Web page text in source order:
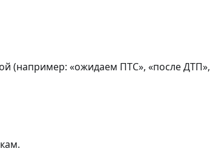
(например: «ожидаем ПТС», «после ДТП»,